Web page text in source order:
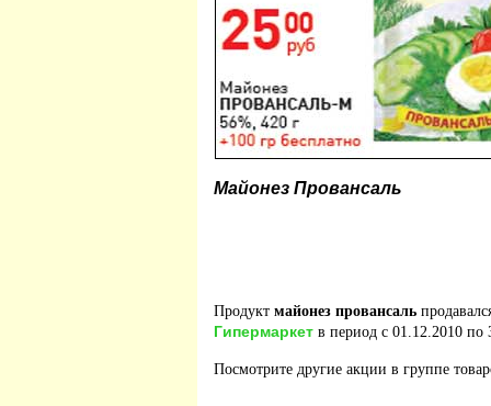
Майонез Провансаль
Продукт майонез провансаль
Гипермаркет в период с 01.12.2010 по
Посмотрите другие акции в группе